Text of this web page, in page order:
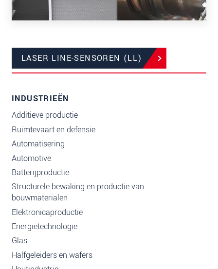
LASER LINE-SENSOREN (LL)
INDUSTRIEËN
Additieve productie
Ruimtevaart en defensie
Automatisering
Automotive
Batterijproductie
Structurele bewaking en productie van
bouwmaterialen
Elektronicaproductie
Energietechnologie
Glas
Halfgeleiders en wafers